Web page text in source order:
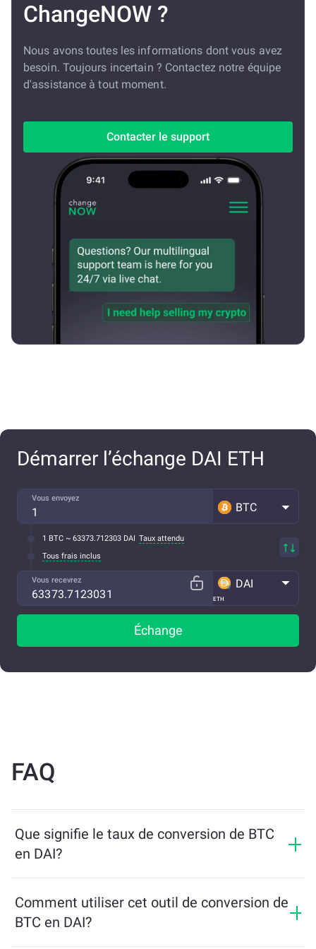
ChangeNOW ?
Nous avons toutes les informations dont vous avez
besoin. Toujours incertain ? Contactez notre équipe
d'assistance à tout moment.
Contacter le support
Démarrer l’échange DAI ETH
Vous envoyez
BTC
1 BTC ~ 63373.712303 DAI Taux attendu
Tous frais inclus
Vous recevrez
ETH
DAI
Échange
FAQ
Que signifie le taux de conversion de BTC
en DAI?
recevrez en échange de BTC. Ce taux fluctue en
fonction des conditions du marché, de l’offre et de la
Comment utiliser cet outil de conversion de
BTC en DAI?